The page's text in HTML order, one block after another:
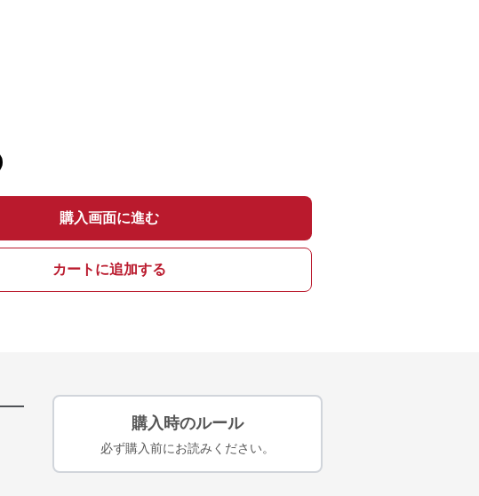
購入画面に進む
カートに追加する
購入時のルール
必ず購入前にお読みください。